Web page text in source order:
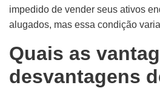
impedido de vender seus ativos
alugados, mas essa condição
Quais as
desvantagens